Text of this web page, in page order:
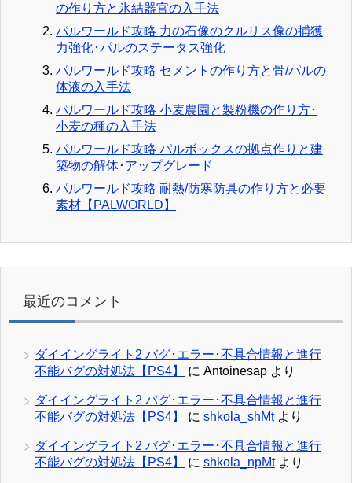
の作り方と氷結器官の入手法
パルワールド攻略 力の石像のクルリス像の捕獲
力強化･パルのステータス強化
パルワールド攻略 セメントの作り方と骨/パルの
体液の入手法
パルワールド攻略 小麦農園と製粉機の作り方･
小麦の種の入手法
パルワールド攻略 パルボックスの拠点作りと建
築物の解体･アップグレード
パルワールド攻略 耐熱/防寒防具の作り方と必要
素材【PALWORLD】
最近のコメント
ダイイングライト2 バグ･エラー･不具合情報と進行
不能バグの対処法【PS4】
に Antoinesap より
ダイイングライト2 バグ･エラー･不具合情報と進行
不能バグの対処法【PS4】
に shkola_shMtより
ダイイングライト2 バグ･エラー･不具合情報と進行
不能バグの対処法【PS4】
に shkola_npMtより